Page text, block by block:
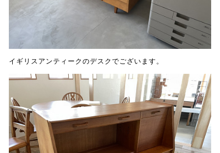
イギリスアンティークのデスクでございます。